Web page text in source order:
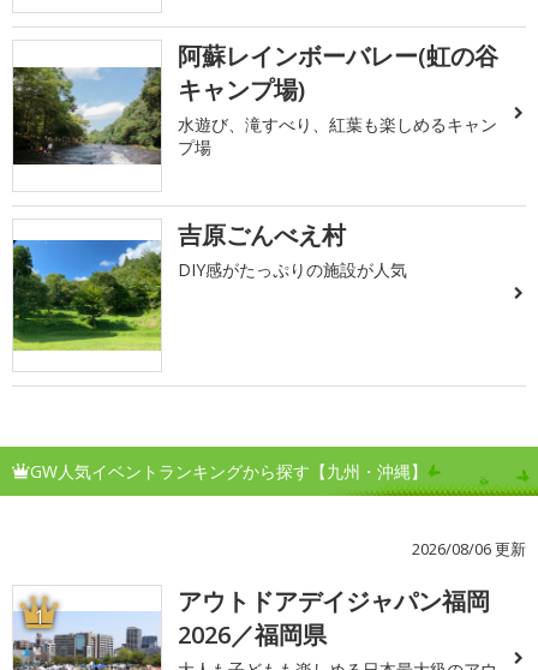
阿蘇レインボーバレー(虹の谷
キャンプ場)
水遊び、滝すべり、紅葉も楽しめるキャン
プ場
吉原ごんべえ村
DIY感がたっぷりの施設が人気
GW人気イベントランキングから探す【九州・沖縄】
2026/08/06 更新
1
アウトドアデイジャパン福岡
2026／福岡県